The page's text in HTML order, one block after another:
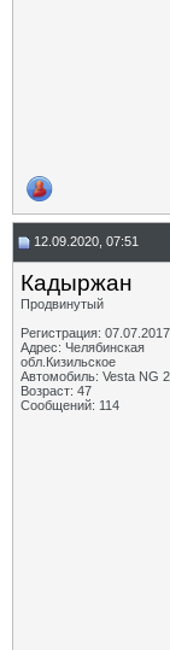
12.09.2020, 07:51
Кадыржан
Продвинутый
Регистрация: 07.07.2017
Адрес: Челябинская
обл.Кизильское
Автомобиль: Vesta NG
Возраст: 47
Сообщений: 114